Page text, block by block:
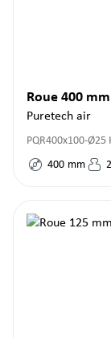
Roue 400 mm
Puretech air
PQR400x100-Ø25
400 mm